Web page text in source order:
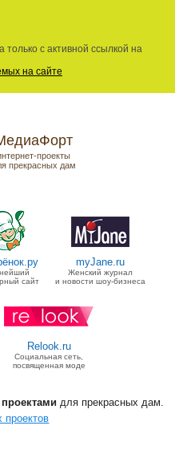
с активной ссылкой на
на сайте
проекты
прекрасных дам
сайт
myJane.ru
Женский журнал
и новости шоу-бизнеса
Relook.ru
Социальная сеть,
посвященная моде
проектами для прекрасных дам.
проектов